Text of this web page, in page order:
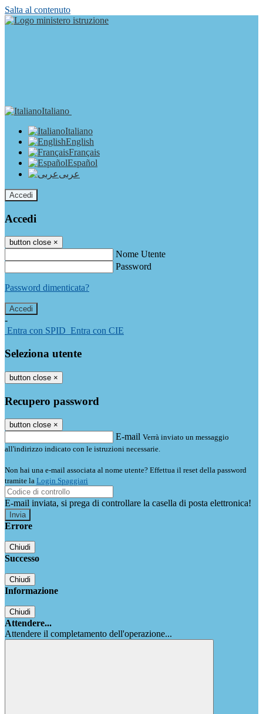
Salta al contenuto
Italiano
Italiano
English
Français
Español
عربى
Accedi
Accedi
button close ×
Nome Utente
Password
Password dimenticata?
-
Entra con SPID Entra con CIE
Seleziona utente
button close ×
Recupero password
button close ×
E-mail Verrà inviato un messaggio
all'indirizzo indicato con le istruzioni necessarie.
Non hai una e-mail associata al nome utente? Effettua il reset della password
tramite la Login Spaggiari
E-mail inviata, si prega di controllare la casella di posta elettronica!
Errore
Chiudi
Successo
Chiudi
Informazione
Chiudi
Attendere...
Attendere il completamento dell'operazione...